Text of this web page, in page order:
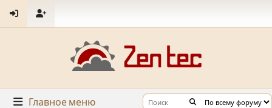
Главное меню